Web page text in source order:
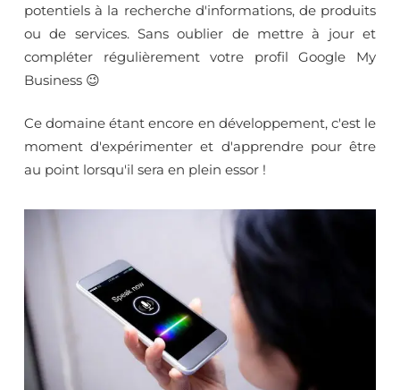
potentiels à la recherche d'informations, de produits
ou de services. Sans oublier de mettre à jour et
compléter régulièrement votre profil Google My
Business 😉
Ce domaine étant encore en développement, c'est le
moment d'expérimenter et d'apprendre pour être
au point lorsqu'il sera en plein essor !